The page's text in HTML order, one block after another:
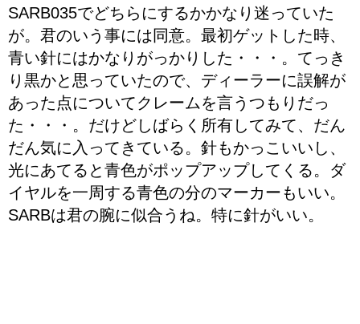
SARB035でどちらにするかかなり迷っていた
が。君のいう事には同意。最初ゲットした時、
青い針にはかなりがっかりした・・・。てっき
り黒かと思っていたので、ディーラーに誤解が
あった点についてクレームを言うつもりだっ
た・・・。だけどしばらく所有してみて、だん
だん気に入ってきている。針もかっこいいし、
光にあてると青色がポップアップしてくる。ダ
イヤルを一周する青色の分のマーカーもいい。
SARBは君の腕に似合うね。特に針がいい。